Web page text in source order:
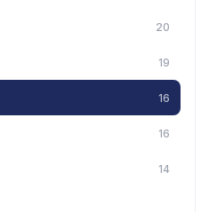
20
19
16
16
14